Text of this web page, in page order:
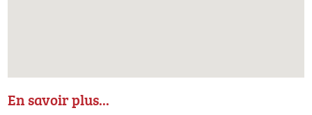
En savoir plus...